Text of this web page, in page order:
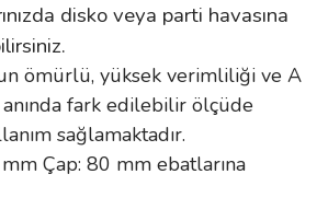
disko veya parti havasına
ömürlü, yüksek verimliliği ve A
fark edilebilir ölçüde
sağlamaktadır.
Çap: 80 mm ebatlarına